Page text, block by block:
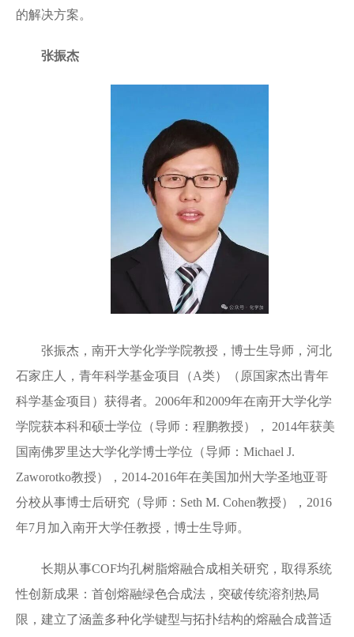
的解决方案。
张振杰
张振杰，南开大学化学学院教授，博士生导师，河北
石家庄人，青年科学基金项目（A类）（原国家杰出青年
科学基金项目）获得者。2006年和2009年在南开大学化学
学院获本科和硕士学位（导师：程鹏教授）， 2014年获美
国南佛罗里达大学化学博士学位（导师：Michael J.
Zaworotko教授），2014-2016年在美国加州大学圣地亚哥
分校从事博士后研究（导师：Seth M. Cohen教授），2016
年7月加入南开大学任教授，博士生导师。
长期从事COF均孔树脂熔融合成相关研究，取得系统
性创新成果：首创熔融绿色合成法，突破传统溶剂热局
限，建立了涵盖多种化学键型与拓扑结构的熔融合成普适